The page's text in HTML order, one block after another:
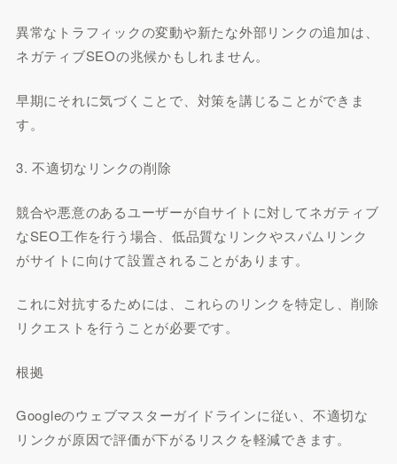
異常なトラフィックの変動や新たな外部リンクの追加は、
ネガティブSEOの兆候かもしれません。
早期にそれに気づくことで、対策を講じることができま
す。
3. 不適切なリンクの削除
競合や悪意のあるユーザーが自サイトに対してネガティブ
なSEO工作を行う場合、低品質なリンクやスパムリンク
がサイトに向けて設置されることがあります。
これに対抗するためには、これらのリンクを特定し、削除
リクエストを行うことが必要です。
根拠
Googleのウェブマスターガイドラインに従い、不適切な
リンクが原因で評価が下がるリスクを軽減できます。